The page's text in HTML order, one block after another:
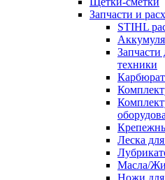
Запчасти и
STIHL
техники
Леска
Масла/
Ножи для